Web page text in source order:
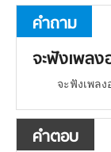
คำถาม
จะฟังเพลง
จะฟังเพล
คำตอบ